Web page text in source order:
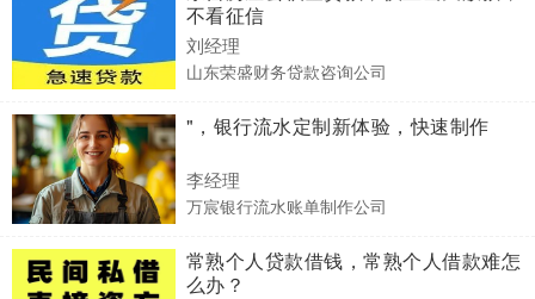
不看征信
刘经理
山东荣盛财务贷款咨询公司
"，银行流水定制新体验，快速制作
李经理
万宸银行流水账单制作公司
常熟个人贷款借钱，常熟个人借款难怎
么办？